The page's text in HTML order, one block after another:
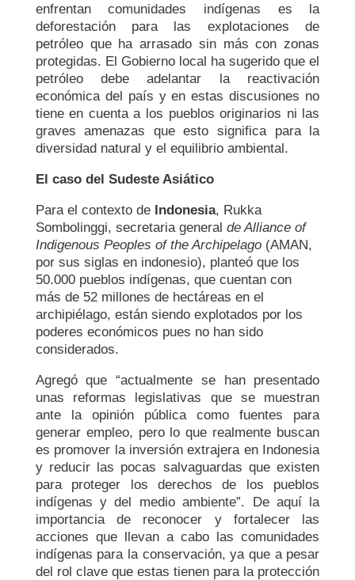
enfrentan comunidades indígenas es la
deforestación para las explotaciones de
petróleo que ha arrasado sin más con zonas
protegidas. El Gobierno local ha sugerido que el
petróleo debe adelantar la reactivación
económica del país y en estas discusiones no
tiene en cuenta a los pueblos originarios ni las
graves amenazas que esto significa para la
diversidad natural y el equilibrio ambiental.
El caso del Sudeste Asiático
Para el contexto de Indonesia, Rukka
Sombolinggi, secretaria general de Alliance of
Indigenous Peoples of the Archipelago(AMAN,
por sus siglas en indonesio), planteó que los
50.000 pueblos indígenas, que cuentan con
más de 52 millones de hectáreas en el
archipiélago, están siendo explotados por los
poderes económicos pues no han sido
considerados.
Agregó que “actualmente se han presentado
unas reformas legislativas que se muestran
ante la opinión pública como fuentes para
generar empleo, pero lo que realmente buscan
es promover la inversión extrajera en Indonesia
y reducir las pocas salvaguardas que existen
para proteger los derechos de los pueblos
indígenas y del medio ambiente”. De aquí la
importancia de reconocer y fortalecer las
acciones que llevan a cabo las comunidades
indígenas para la conservación, ya que a pesar
del rol clave que estas tienen para la protección